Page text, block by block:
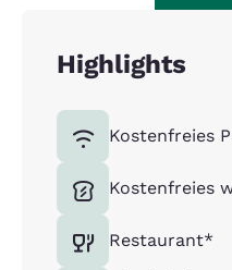
Highlights
Kostenfreies
Kostenfreies
Restaurant*